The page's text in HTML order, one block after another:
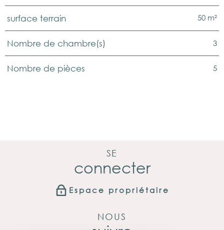
surface terrain 50 m²
Nombre de chambre(s) 3
Nombre de pièces 5
SE
connecter
Espace propriétaire
NOUS